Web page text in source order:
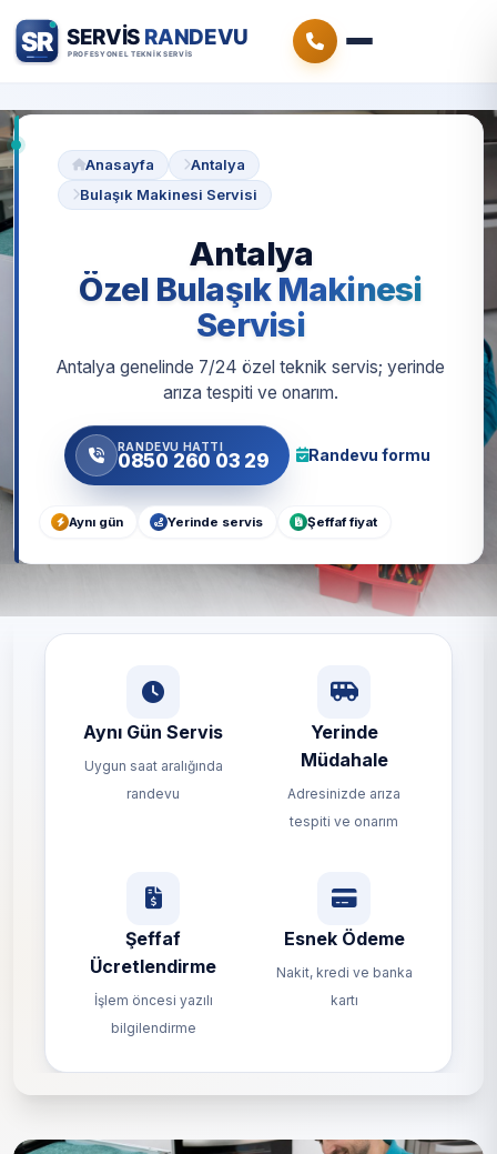
Anasayfa
Antalya
Bulaşık Makinesi Servisi
Antalya
Özel Bulaşık Makinesi
Servisi
Antalya genelinde 7/24 özel teknik servis; yerinde
arıza tespiti ve onarım.
RANDEVU HATTI
0850 260 03 29 Randevu formu
Aynı gün Yerinde servis Şeffaf fiyat
Aynı Gün Servis
Uygun saat aralığında
randevu
Yerinde
Müdahale
Adresinizde arıza
tespiti ve onarım
Şeffaf
Ücretlendirme
İşlem öncesi yazılı
bilgilendirme
Esnek Ödeme
Nakit, kredi ve banka
kartı